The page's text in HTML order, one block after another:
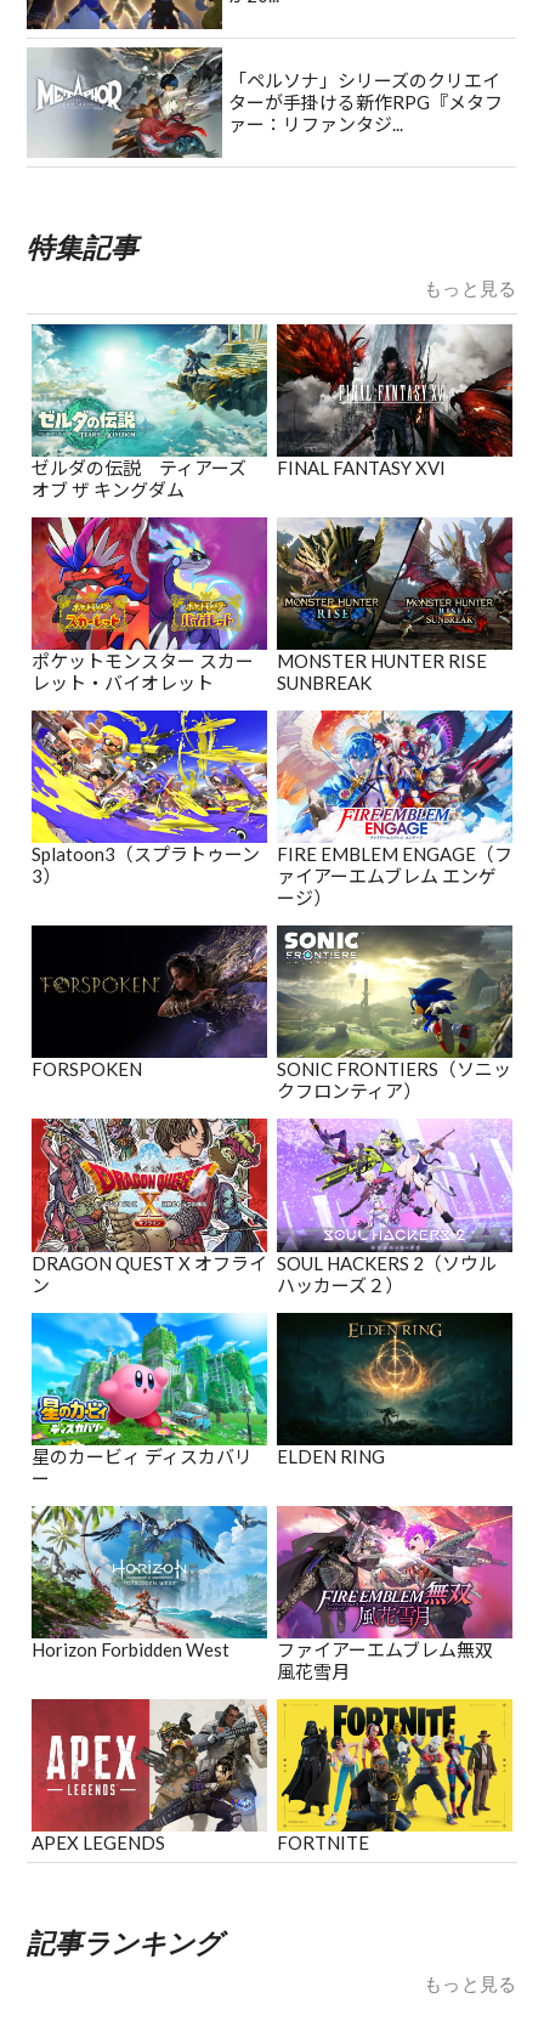
「ペルソナ」シリーズのクリエイ
ターが手掛ける新作RPG『メタフ
ァー：リファンタジ...
特集記事
もっと見る
ゼルダの伝説 ティアーズ
オブ ザ キングダム
FINAL FANTASY XVI
ポケットモンスター スカー
レット・バイオレット
MONSTER HUNTER RISE
SUNBREAK
Splatoon3（スプラトゥーン
3）
FIRE EMBLEM ENGAGE（フ
ァイアーエムブレム エンゲ
ージ）
FORSPOKEN
SONIC FRONTIERS（ソニッ
クフロンティア）
DRAGON QUEST X オフライ
ン
SOUL HACKERS 2（ソウル
ハッカーズ２）
星のカービィ ディスカバリ
ー
ELDEN RING
Horizon Forbidden West
ファイアーエムブレム無双
風花雪月
APEX LEGENDS FORTNITE
記事ランキング
もっと見る